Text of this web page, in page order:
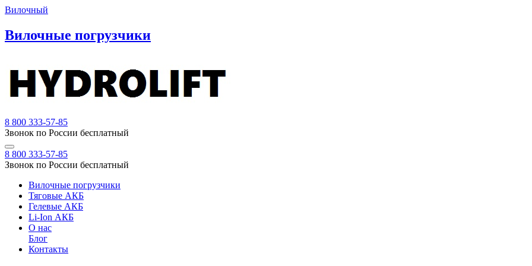
Вилочный
Вилочные погрузчики
8 800 333-57-85
Звонок по России бесплатный
8 800 333-57-85
Звонок по России бесплатный
Вилочные погрузчики
Тяговые АКБ
Гелевые АКБ
Li-Ion АКБ
О нас
Блог
Контакты